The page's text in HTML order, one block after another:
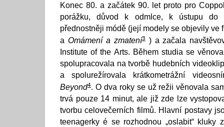
Konec 80. a začátek 90. let proto pro
porážku, důvod k odmlce, k ústupu do
přednostněji módě (její modely se objevily ve
a Omámení a zmatení3) a začala
Institute of the Arts. Během studia se
spolupracovala na tvorbě hudebních
a spolurežírovala krátkometrážní
Beyond4. O dva roky se už režii věnovala
trvá pouze 14 minut, ale již zde lze
tvorbu celovečerních filmů. Hlavní postavy
teenagerky é se rozhodnou „oslabit“ kluky